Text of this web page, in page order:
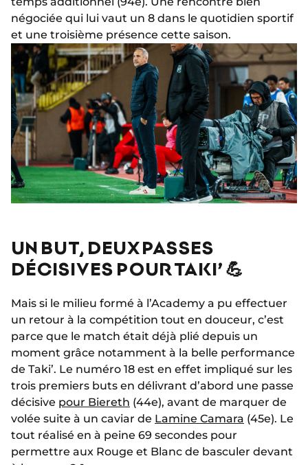
négociée qui lui vaut un 8 dans le quotidien sportif
et une troisième présence cette saison.
UN BUT, DEUX PASSES
DÉCISIVES POUR TAKI’ 💪
Mais si le milieu formé à l’Academy a pu effectuer
un retour à la compétition tout en douceur, c’est
parce que le match était déjà plié depuis un
moment grâce notamment à la belle performance
de Taki’. Le numéro 18 est en effet impliqué sur les
trois premiers buts en délivrant d’abord une passe
décisive pour Biereth (44e), avant de marquer de
volée suite à un caviar de Lamine Camara (45e). Le
tout réalisé en à peine 69 secondes pour
permettre aux Rouge et Blanc de basculer devant